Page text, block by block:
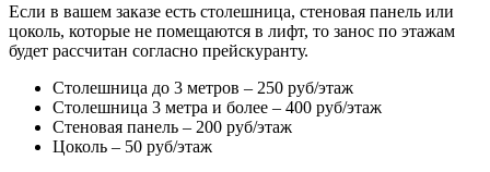
Если в вашем заказе есть столешница, стеновая панель или
цоколь, которые не помещаются в лифт, то занос по этажам
будет рассчитан согласно прейскуранту.
Столешница до 3 метров – 250 руб/этаж
Столешница 3 метра и более – 400 руб/этаж
Стеновая панель – 200 руб/этаж
Цоколь – 50 руб/этаж